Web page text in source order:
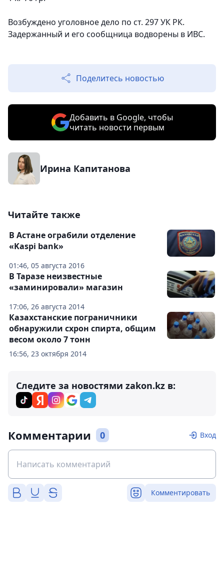
Возбуждено уголовное дело по ст. 297 УК РК.
Задержанный и его сообщница водворены в ИВС.
Поделитесь новостью
Добавить в Google, чтобы
читать новости первым
Ирина Капитанова
Читайте также
01:46, 05 августа 2016
В Астане ограбили отделение
«Kaspi bank»
17:06, 26 августа 2014
В Таразе неизвестные
«заминировали» магазин
16:56, 23 октября 2014
Казахстанские пограничники
обнаружили схрон спирта, общим
весом около 7 тонн
Следите за новостями zakon.kz в:
Комментарии 0 Вход
Комментировать